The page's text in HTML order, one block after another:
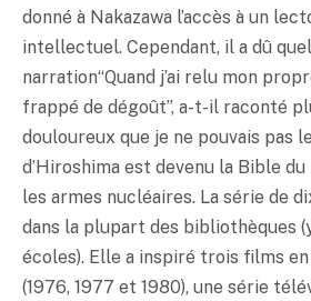
donné à Nakazawa l’accès à un
intellectuel. Cependant, il a dû
narration“Quand j’ai relu mon
frappé de dégoût”, a-t-il raconté
douloureux que je ne pouvais pas
d’Hiroshima est devenu la Bible
les armes nucléaires. La série de
dans la plupart des bibliothèques
écoles). Elle a inspiré trois films
(1976, 1977 et 1980), une série